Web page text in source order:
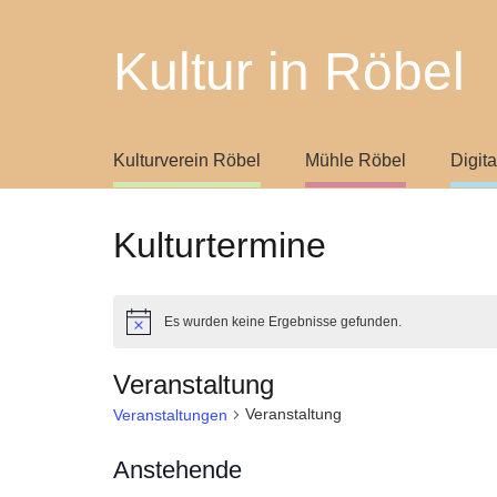
Kultur in Röbel
Kulturverein Röbel Mühle Röbel
Kulturtermine
HinweisEs wurden keine Ergebnisse gefunden.
Veranstaltung
Veranstaltungen Veranstaltung
Anstehende